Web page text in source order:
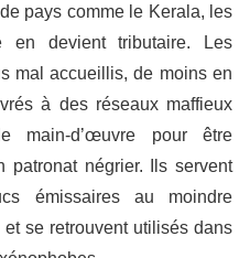
pays comme le Kerala, les
en devient tributaire. Les
mal accueillis, de moins en
à des réseaux maffieux
main-d’œuvre pour être
patronat négrier. Ils servent
émissaires au moindre
se retrouvent utilisés dans